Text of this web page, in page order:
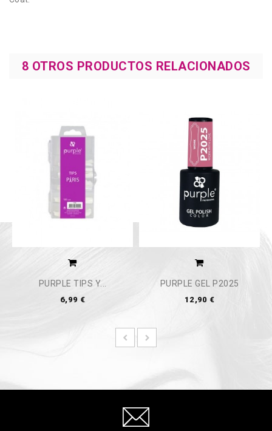
8 OTROS PRODUCTOS RELACIONADOS
PURPLE TIPS Y...
6,99 €
PURPLE GEL P2025
12,90 €